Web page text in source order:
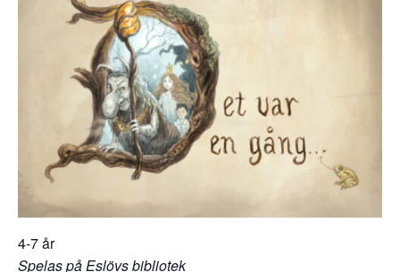
4-7 år
Spelas på Eslövs bibliotek